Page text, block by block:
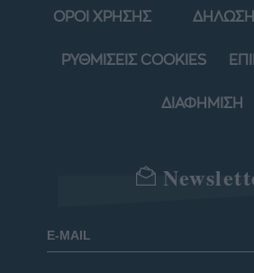
ΟΡΟΙ ΧΡΗΣΗΣ ΔΗΛΩΣΗ
ΡΥΘΜΙΣΕΙΣ COOKIES
ΔΙΑΦΗΜΙΣΗ